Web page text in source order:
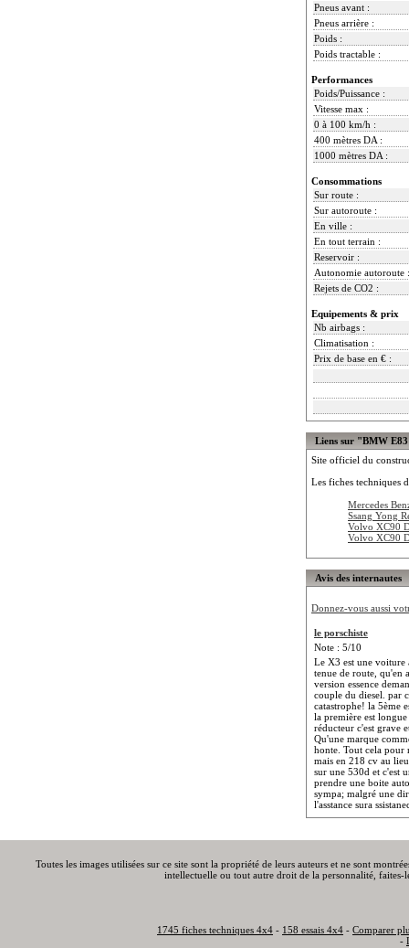
Pneus avant :
Pneus arrière :
Poids :
Poids tractable :
Performances
Poids/Puissance :
Vitesse max :
0 à 100 km/h :
400 mètres DA :
1000 mètres DA :
Consommations
Sur route :
Sur autoroute :
En ville :
En tout terrain :
Reservoir :
Autonomie autoroute :
Rejets de CO2 :
Equipements & prix
Nb airbags :
Climatisation :
Prix de base en € :
Liens sur "BMW
Site officiel du
Les fiches techniques
Mercedes
Ssang Yong
Volvo XC90
Volvo XC90
Avis des internautes
Donnez-vous aussi
le porschiste
Note : 5/10
Le X3 est une voiture
tenue de route, qu'en
version essence
couple du diesel. par
catastrophe! la 5ème
la première est
réducteur c'est grave
Qu'une marque
honte. Tout cela pour
mais en 218 cv au
sur une 530d et c'est
prendre une boite
sympa; malgré une
l'asstance sura
Toutes les images utilisées sur ce site sont la propriété de leurs auteurs et ne sont
intellectuelle ou tout autre droit de la personnalité,
1745 fiches techniques 4x4 - 158 essais 4x4 - Comparer
-